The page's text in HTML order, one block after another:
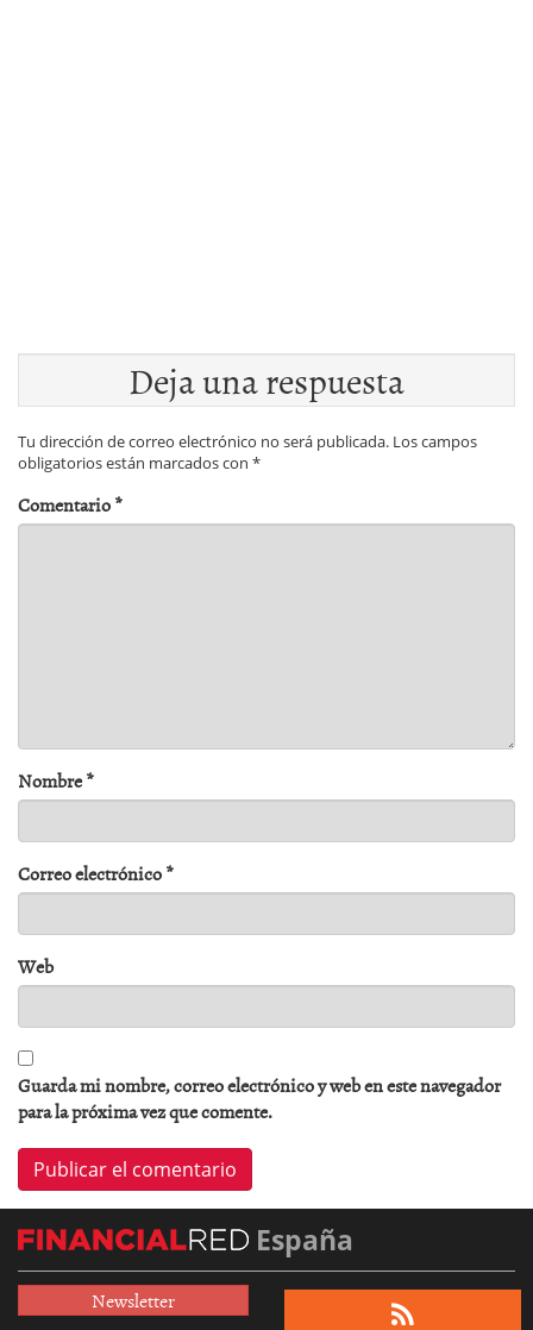
Deja una respuesta
Tu dirección de correo electrónico no será publicada. Los campos
obligatorios están marcados con *
Comentario*
Nombre*
Correo electrónico*
Web
Guarda mi nombre, correo electrónico y web en este navegador
para la próxima vez que comente.
España
Newsletter